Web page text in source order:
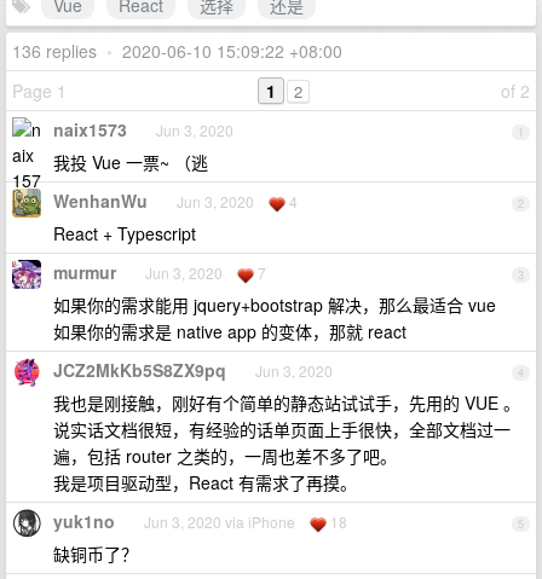
Vue React 选择
还是
136 replies • 2020-06-10 15:09:22 +08:00
Page 1
of 2
1 2
1
naix1573 Jun 3, 2020
我投 Vue 一票~ （逃
2
WenhanWu Jun 3, 2020 4
React + Typescript
3
murmur Jun 3, 2020 7
如果你的需求能用 jquery+bootstrap 解决，那么最适合 vue
如果你的需求是 native app 的变体，那就 react
4
JCZ2MkKb5S8ZX9pq Jun 3, 2020
我也是刚接触，刚好有个简单的静态站试试手，先用的 VUE 。
说实话文档很短，有经验的话单页面上手很快，全部文档过一
遍，包括 router 之类的，一周也差不多了吧。
我是项目驱动型，React 有需求了再摸。
5
yuk1no Jun 3, 2020 via iPhone 18
缺铜币了？